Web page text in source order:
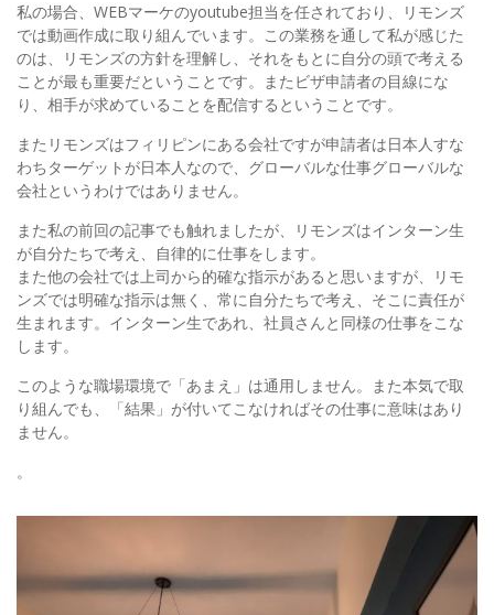
私の場合、WEBマーケのyoutube担当を任されており、リモンズ
では動画作成に取り組んでいます。この業務を通して私が感じた
のは、リモンズの方針を理解し、それをもとに自分の頭で考える
ことが最も重要だということです。またビザ申請者の目線にな
り、相手が求めていることを配信するということです。
またリモンズはフィリピンにある会社ですが申請者は日本人すな
わちターゲットが日本人なので、グローバルな仕事グローバルな
会社というわけではありません。
また私の前回の記事でも触れましたが、リモンズはインターン生
が自分たちで考え、自律的に仕事をします。
また他の会社では上司から的確な指示があると思いますが、リモ
ンズでは明確な指示は無く、常に自分たちで考え、そこに責任が
生まれます。インターン生であれ、社員さんと同様の仕事をこな
します。
このような職場環境で「あまえ」は通用しません。また本気で取
り組んでも、「結果」が付いてこなければその仕事に意味はあり
ません。
。